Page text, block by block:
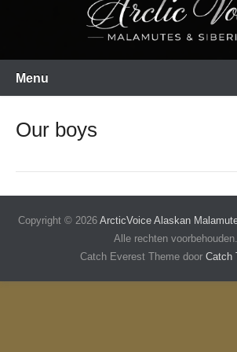
Menu
Our boys
Copyright © 2026 ArcticVoice Alaskan
Alle rechten voorbehouden.
Catch Everest Theme door Catch